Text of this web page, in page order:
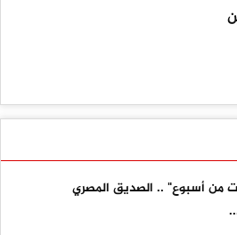
من أسبوع" .. الصديق المصري